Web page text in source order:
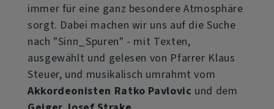
immer für eine ganz besondere Atmosphäre
sorgt. Dabei machen wir uns auf die Suche
nach "Sinn_Spuren" - mit Texten,
ausgewählt und gelesen von Pfarrer Klaus
Steuer, und musikalisch umrahmt vom
Akkordeonisten Ratko Pavlovic und dem